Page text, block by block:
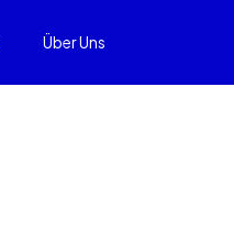
Über Uns